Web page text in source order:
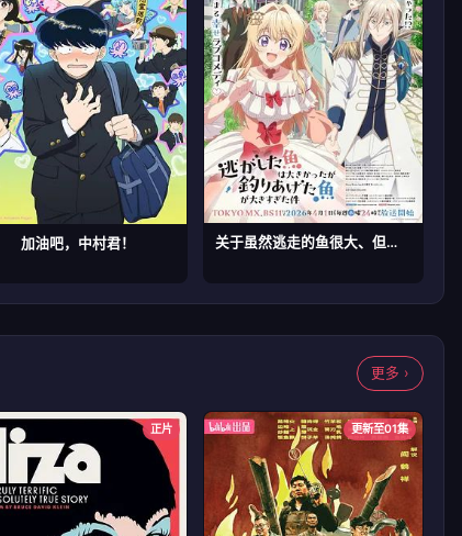
加油吧，中村君！ 关于虽然逃走的鱼很大、但钓上来的鱼却太大了这件事
更多 ›
正片 更新至01集